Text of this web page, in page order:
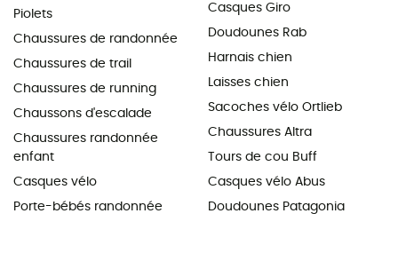
Piolets
Chaussures de randonnée
Chaussures de trail
Chaussures de running
Chaussons d'escalade
Chaussures randonnée
enfant
Casques vélo
Porte-bébés randonnée
Casques Giro
Doudounes Rab
Harnais chien
Laisses chien
Sacoches vélo Ortlieb
Chaussures Altra
Tours de cou Buff
Casques vélo Abus
Doudounes Patagonia